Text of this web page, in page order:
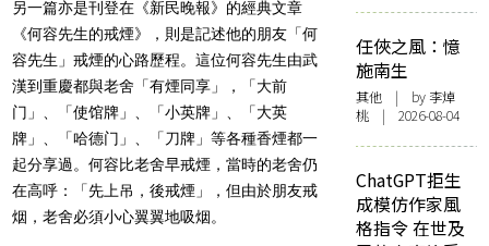
另一篇亦是刊登在《新民晚報》的經典文章
《何容先生的戒煙》，則是記述他的朋友「何
容先生」戒煙的心路歷程。這位何容先生由武
漢到重慶都與老舍「有煙同享」，「大前
门」、「使馆牌」、「小英牌」、「大英
牌」、「哈德门」、「刀牌」等各種香煙都一
起分享過。何容比老舍早戒煙，當時的老舍仍
在高呼：「先上吊，後戒煙」，但由於朋友戒
烟，老舍必須小心翼翼地吸烟。
任俠之風：憶
施南生
其他 | by 李焯
桃 | 2026-08-04
ChatGPT拒生
成模仿作家風
格指令 在世及